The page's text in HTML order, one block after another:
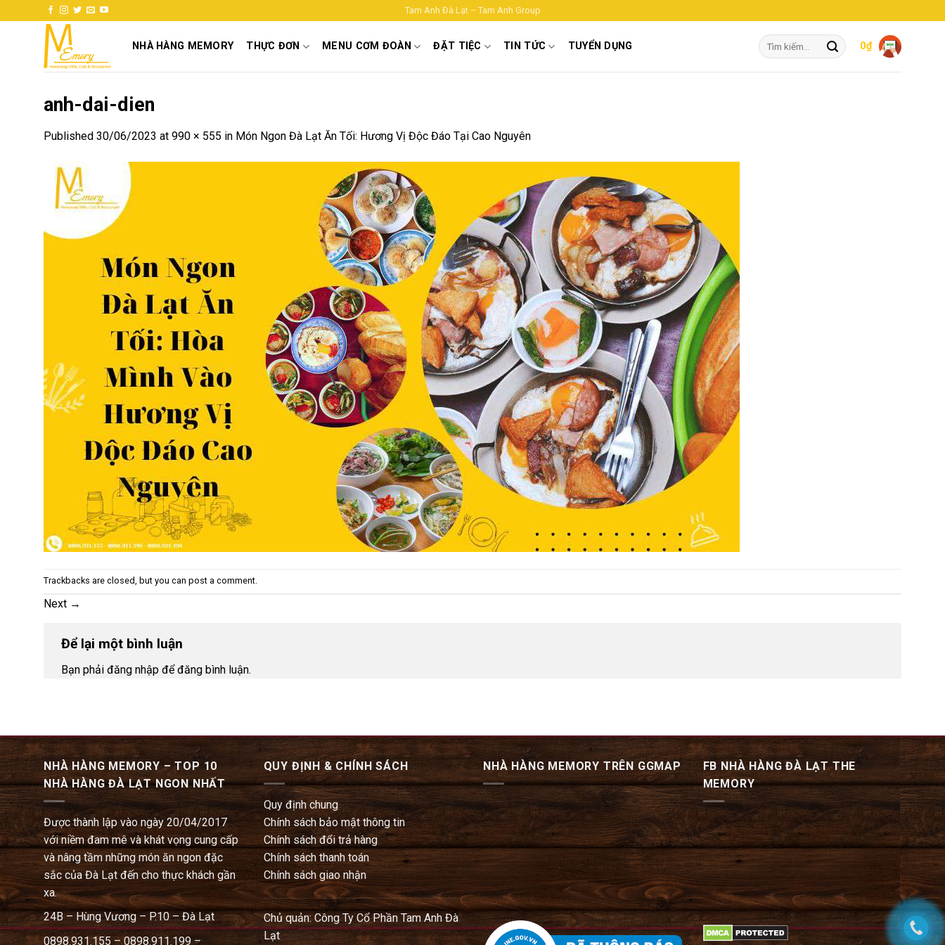
to
Tam Anh Đà Lạt – Tam Anh Group
NHÀ HÀNG MEMORY THỰC ĐƠN MENU CƠM ĐOÀN ĐẶT TIỆC TIN TỨC TUYỂN DỤNG
Tìm
kiếm:
0₫
anh-dai-dien
Published 30/06/2023 at 990 × 555 in Món Ngon Đà Lạt Ăn Tối: Hương Vị Độc Đáo Tại Cao Nguyên
Trackbacks are closed, but you can post a comment
Next →
Để lại một bình luận
Bạn phải đăng nhập để đăng bình luận.
NHÀ HÀNG MEMORY – TOP 10
NHÀ HÀNG ĐÀ LẠT NGON NHẤT
Được thành lập vào ngày 20/04/2017
với niềm đam mê và khát vọng cung cấp
và nâng tầm những món ăn ngon đặc
sắc của Đà Lạt đến cho thực khách gần
xa.
24B – Hùng Vương – P.10 – Đà Lạt
0898.931.155 – 0898.911.199 –
QUY ĐỊNH & CHÍNH SÁCH
Quy định chung
Chính sách bảo mật thông tin
Chính sách đổi trả hàng
Chính sách thanh toán
Chính sách giao nhận
Chủ quản: Công Ty Cổ Phần Tam Anh Đà
Lạt
NHÀ HÀNG MEMORY TRÊN GGMAP
FB NHÀ HÀNG ĐÀ LẠT THE
MEMORY